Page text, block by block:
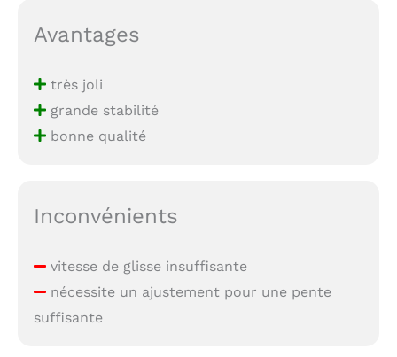
Avantages
très joli
grande stabilité
bonne qualité
Inconvénients
vitesse de glisse insuffisante
nécessite un ajustement pour une pente
suffisante